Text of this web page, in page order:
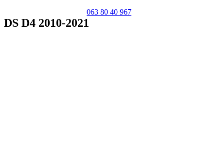
063 80 40 967
DS D4 2010-2021